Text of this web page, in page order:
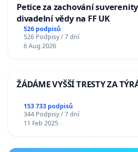
Petice za zachování
divadelní vědy na FF UK
526 podpisů
526 Podpisy / 7 dní
6 Aug 2026
ŽÁDÁME VYŠŠÍ TRESTY ZA
153 733 podpisů
344 Podpisy / 7 dní
11 Feb 2025